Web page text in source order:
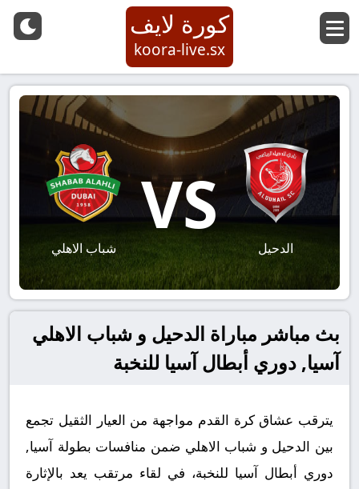
كورة لايف
koora-live.sx
الدحيل
VS
شباب الاهلي
بث مباشر مباراة الدحيل و شباب الاهلي
آسيا, دوري أبطال آسيا للنخبة
يترقب عشاق كرة القدم مواجهة من العيار الثقيل تجمع
بين الدحيل و شباب الاهلي ضمن منافسات بطولة آسيا,
دوري أبطال آسيا للنخبة، في لقاء مرتقب يعد بالإثارة